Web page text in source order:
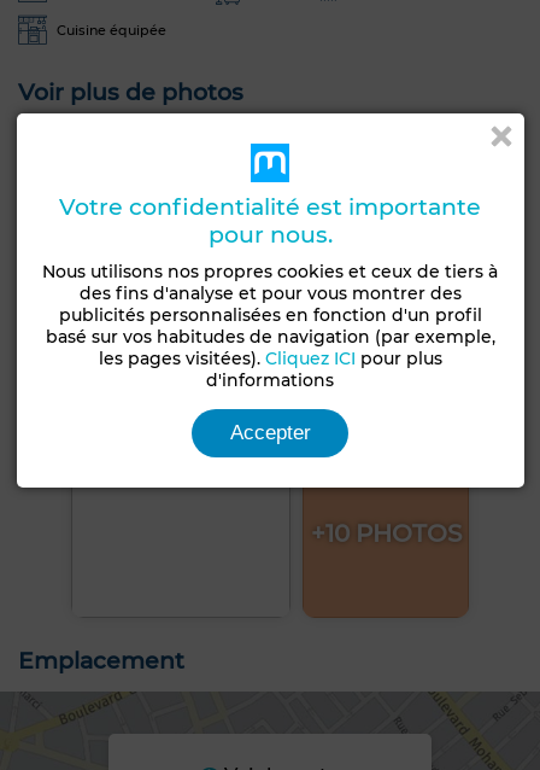
Cuisine équipée
Voir plus de photos
+10 PHOTOS
Emplacement
Votre confidentialité est importante
pour nous.
Nous utilisons nos propres cookies et ceux de tiers à
des fins d'analyse et pour vous montrer des
publicités personnalisées en fonction d'un profil
basé sur vos habitudes de navigation (par exemple,
les pages visitées). Cliquez ICI pour plus
d'informations
Accepter